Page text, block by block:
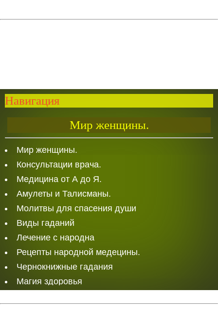
Навигация
Мир женщины.
Мир женщины.
Консультации врача.
Медицина от А до Я.
Амулеты и Талисманы.
Молитвы для спасения души
Виды гаданий
Лечение с народна
Рецепты народной медецины.
Чернокнижные гадания
Магия здоровья